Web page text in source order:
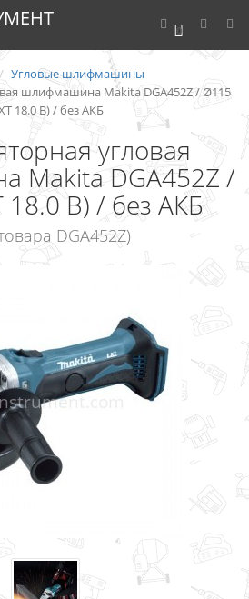
0
Угловые шлифмашины
шлифмашина Makita DGA452Z / Ø115
18.0 В) / без АКБ
угловая
Makita DGA452Z /
18.0 В) / без АКБ
DGA452Z)